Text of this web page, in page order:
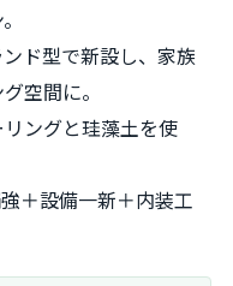
ド型で新設し、家族
空間に。
ングと珪藻土を使
＋設備一新＋内装工